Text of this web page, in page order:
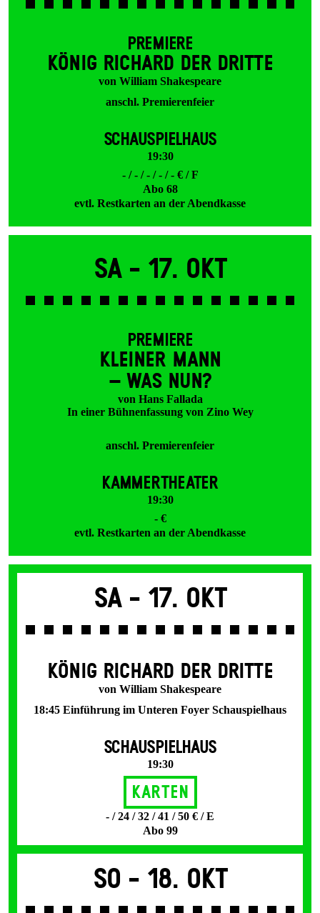
PREMIERE
KÖNIG RICHARD DER DRITTE
von William Shakespeare
anschl. Premierenfeier
SCHAUSPIELHAUS
19:30
- / - / - / - / - € / F
Abo 68
evtl. Restkarten an der Abendkasse
Sa - 17. Okt
PREMIERE
KLEINER MANN
– WAS NUN?
von Hans Fallada
In einer Bühnenfassung von Zino Wey
anschl. Premierenfeier
KAMMERTHEATER
19:30
- €
evtl. Restkarten an der Abendkasse
Sa - 17. Okt
KÖNIG RICHARD DER DRITTE
von William Shakespeare
18:45 Einführung im Unteren Foyer Schauspielhaus
SCHAUSPIELHAUS
19:30
Karten
- / 24 / 32 / 41 / 50 € / E
Abo 99
So - 18. Okt